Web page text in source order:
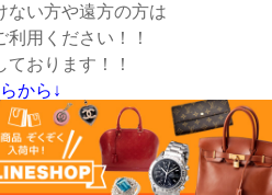
ない方や遠方の方は
用ください！！
おります！！
から↓